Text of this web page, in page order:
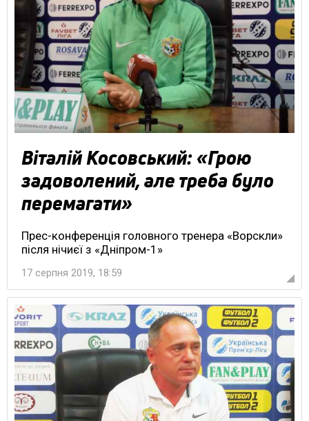
Віталій Косовський: «Грою
задоволений, але треба було
перемагати»
Прес-конференція головного тренера «Ворскли»
після нічиєї з «Дніпром-1»
17 серпня 2019, 18:59